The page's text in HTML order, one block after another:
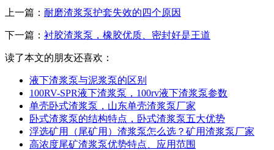
上一篇： 耐磨渣浆泵护套失效的四个原因
下一篇： 衬胶渣浆泵，橡胶优质、密封好是王道
读了本文的朋友还喜欢：
液下渣浆泵与泥浆泵的区别
100RV-SPR液下渣浆泵，100rv液下渣浆泵参数
单壳卧式渣浆泵，山东单壳渣浆泵厂家
卧式渣浆泵的结构特点，卧式渣浆泵五大优势
浮选矿用（尾矿用）渣浆泵怎么选？矿用渣浆泵厂家
高浓度尾矿渣浆泵优势特点、应用范围